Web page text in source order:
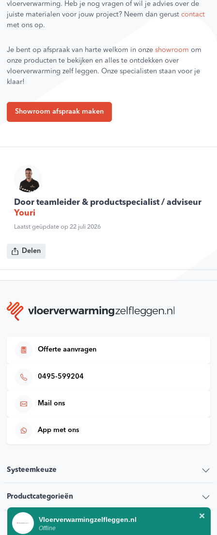
vloerverwarming. Heb je nog vragen of wil je advies over de
juiste materialen voor jouw project? Neem dan gerustcontact
met ons op.
Je bent op afspraak van harte welkom in onzeshowroom om
onze producten te bekijken en alles te ontdekken over
vloerverwarming zelf leggen. Onze specialisten staan voor je
klaar!
Showroom afspraak maken
Door teamleider & productspecialist / adviseur
Youri
Laatst geüpdate op 22 juli 2026
Delen
Offerte aanvragen
0495-599204
Mail ons
App met ons
Systeemkeuze
Productcategorieën
Klantenservice
Vloerverwarmingzelfleggen.nl
Offline